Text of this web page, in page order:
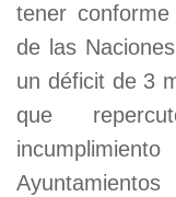
tener
de las
un déficit de 3
que